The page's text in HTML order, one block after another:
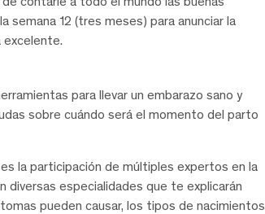
semana 12 (tres meses) para anunciar la
excelente.
para llevar un embarazo sano y
sobre cuándo será el momento del parto
la participación de múltiples expertos en la
diversas especialidades que te explicarán
pueden causar, los tipos de nacimientos